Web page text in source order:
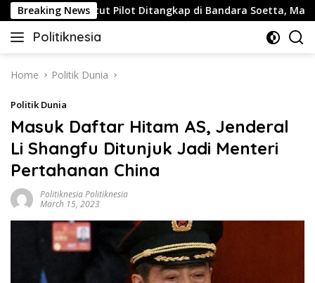
Skip
to
content
Breaking News
Buntut Pilot Ditangkap di Bandara Soetta, Malaysia
Politiknesia
Politiknesia.com
Home Politik Dunia
Politik Dunia
Masuk Daftar Hitam AS, Jenderal
Li Shangfu Ditunjuk Jadi Menteri
Pertahanan China
Politiknesia Politiknesia
March 15, 2023